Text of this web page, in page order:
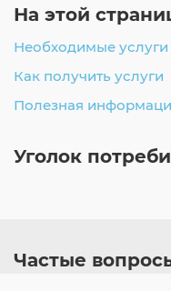
На этой
Необходимые услуги
Как получить услуги
Полезная
Уголок
Частые